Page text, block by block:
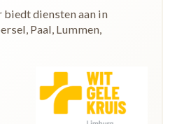
diensten aan in
Paal, Lummen,